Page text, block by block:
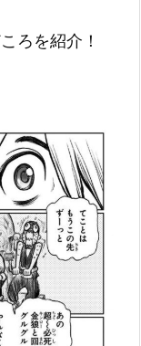
ろを紹介！